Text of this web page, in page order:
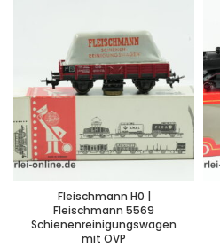
Fleischmann H0 |
Fleischmann 5569
Schienenreinigungswagen
mit OVP